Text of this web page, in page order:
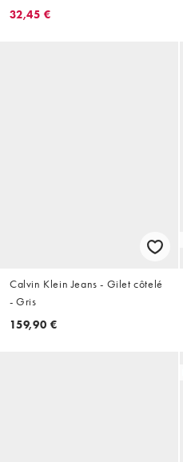
foncé chiné
32,45 €
Calvin Klein Jeans - Gilet côtelé
- Gris
159,90 €